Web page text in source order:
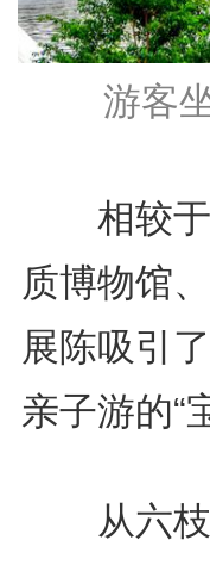
游客
相较于
质博物馆、
展陈吸引
亲子游的“
从六枝